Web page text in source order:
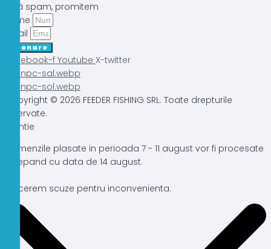
Fără spam, promitem
Nume
Email
Abonare
Facebook-f Youtube X-twitter
Copyright © 2026 FEEDER FISHING SRL. Toate drepturile
rezervate.
Atentie
Comenzile plasate in perioada 7 - 11 august vor fi procesate
incepand cu data de 14 august.
Ne cerem scuze pentru inconvenienta.